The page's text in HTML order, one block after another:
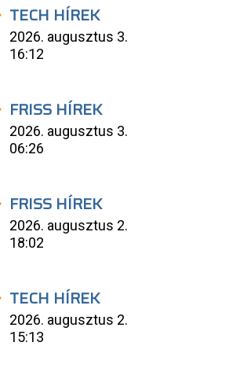
TECH HÍREK
2026. augusztus 3.
16:12
FRISS HÍREK
2026. augusztus 3.
06:26
FRISS HÍREK
2026. augusztus 2.
18:02
TECH HÍREK
2026. augusztus 2.
15:13